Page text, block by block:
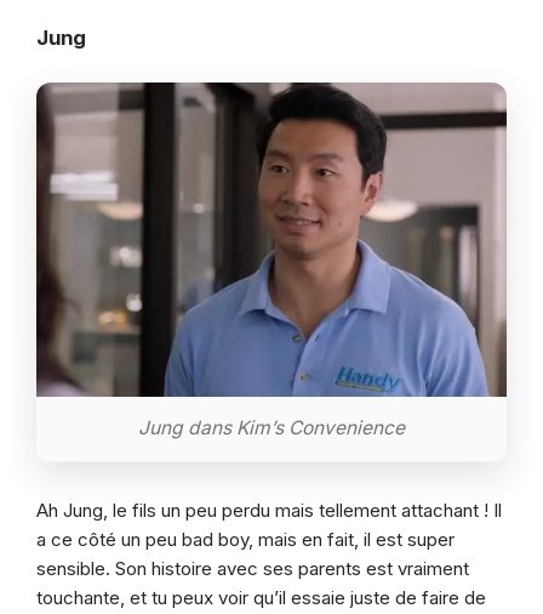
Jung
Jung dans Kim’s Convenience
Ah Jung, le fils un peu perdu mais tellement attachant ! Il
a ce côté un peu bad boy, mais en fait, il est super
sensible. Son histoire avec ses parents est vraiment
touchante, et tu peux voir qu’il essaie juste de faire de